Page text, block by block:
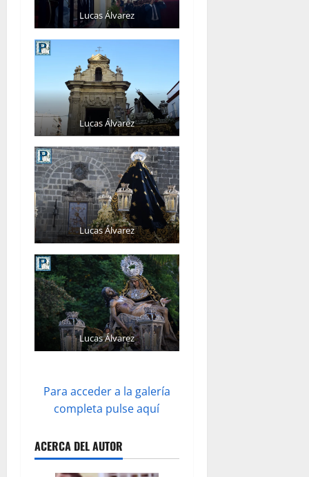
Lucas Álvarez
Lucas Álvarez
Lucas Álvarez
Lucas Álvarez
Para acceder a la galería
completa pulse aquí
ACERCA DEL AUTOR